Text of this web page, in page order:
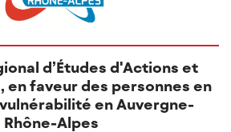
d’Études d'Actions et
faveur des personnes en
en Auvergne-
Rhône-Alpes